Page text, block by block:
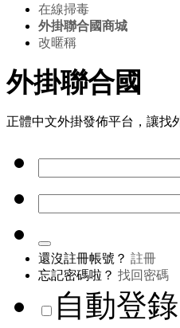
在線掃毒
外掛聯合國商城
改暱稱
外掛聯合國
正體中文外掛發佈平台，讓找
還沒註冊帳號？ 註冊
忘記密碼啦？ 找回密碼
自動登錄